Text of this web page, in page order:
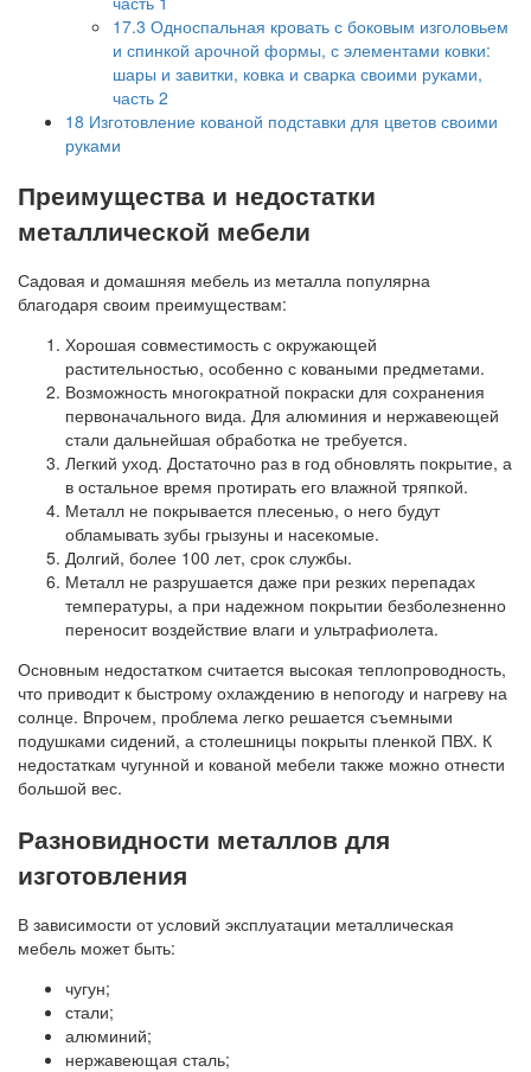
17.3 Односпальная кровать с боковым изголовьем
и спинкой арочной формы, с элементами ковки:
шары и завитки, ковка и сварка своими руками,
часть 2
18 Изготовление кованой подставки для цветов своими
руками
Преимущества и недостатки
металлической мебели
Садовая и домашняя мебель из металла популярна
благодаря своим преимуществам:
Хорошая совместимость с окружающей
растительностью, особенно с коваными предметами.
Возможность многократной покраски для сохранения
первоначального вида. Для алюминия и нержавеющей
стали дальнейшая обработка не требуется.
Легкий уход. Достаточно раз в год обновлять покрытие, а
в остальное время протирать его влажной тряпкой.
Металл не покрывается плесенью, о него будут
обламывать зубы грызуны и насекомые.
Долгий, более 100 лет, срок службы.
Металл не разрушается даже при резких перепадах
температуры, а при надежном покрытии безболезненно
переносит воздействие влаги и ультрафиолета.
Основным недостатком считается высокая теплопроводность,
что приводит к быстрому охлаждению в непогоду и нагреву на
солнце. Впрочем, проблема легко решается съемными
подушками сидений, а столешницы покрыты пленкой ПВХ. К
недостаткам чугунной и кованой мебели также можно отнести
большой вес.
Разновидности металлов для
изготовления
В зависимости от условий эксплуатации металлическая
мебель может быть:
чугун;
стали;
алюминий;
нержавеющая сталь;